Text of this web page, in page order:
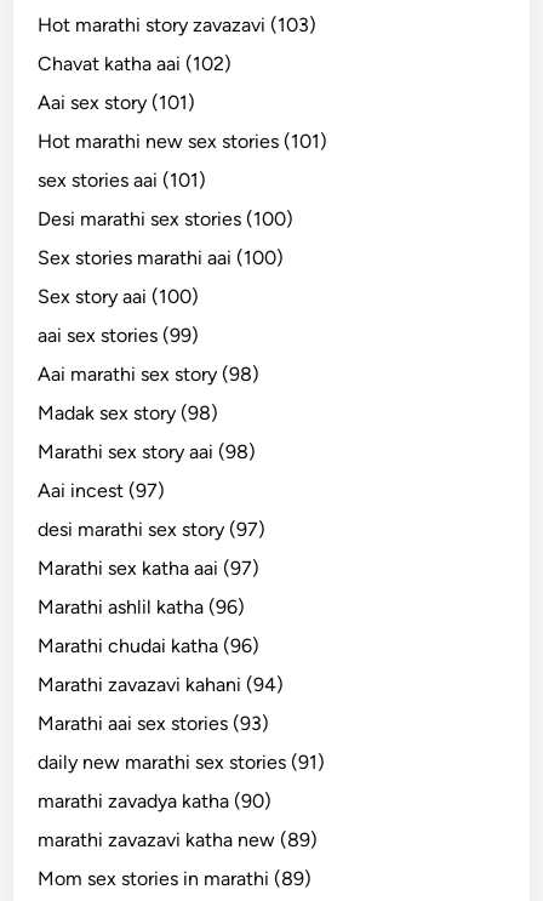
Hot marathi story zavazavi (103)
Chavat katha aai (102)
Aai sex story (101)
Hot marathi new sex stories (101)
sex stories aai (101)
Desi marathi sex stories (100)
Sex stories marathi aai (100)
Sex story aai (100)
aai sex stories (99)
Aai marathi sex story (98)
Madak sex story (98)
Marathi sex story aai (98)
Aai incest (97)
desi marathi sex story (97)
Marathi sex katha aai (97)
Marathi ashlil katha (96)
Marathi chudai katha (96)
Marathi zavazavi kahani (94)
Marathi aai sex stories (93)
daily new marathi sex stories (91)
marathi zavadya katha (90)
marathi zavazavi katha new (89)
Mom sex stories in marathi (89)